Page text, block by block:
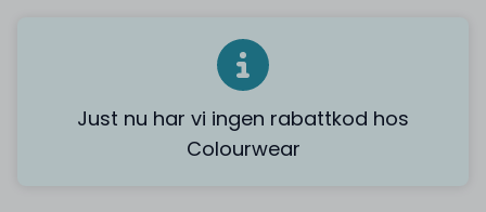
Just nu har vi ingen rabattkod hos
Colourwear